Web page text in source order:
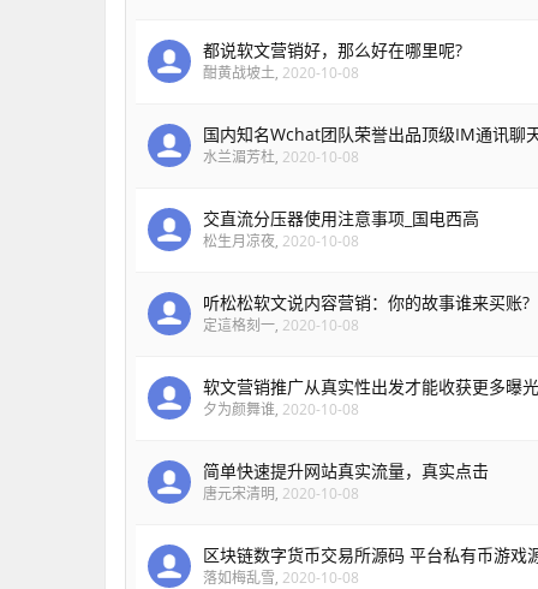
都说软文营销好，那么好在哪里呢?
酣黄战坡土, 2020-10-08
国内知名Wchat团队荣誉出品顶级IM通讯聊
水兰湄芳杜, 2020-10-08
交直流分压器使用注意事项_国电西高
松生月凉夜, 2020-10-08
听松松软文说内容营销：你的故事谁来买账?
定這格刻一, 2020-10-08
软文营销推广从真实性出发才能收获更多曝
夕为颜舞谁, 2020-10-08
简单快速提升网站真实流量，真实点击
唐元宋清明, 2020-10-08
区块链数字货币交易所源码 平台私有币游戏
落如梅乱雪, 2020-10-08